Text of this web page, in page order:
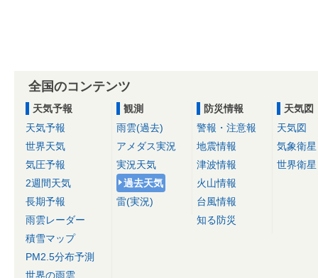
全国のコンテンツ
天気予報
天気予報
世界天気
気圧予報
2週間天気
長期予報
雨雲レーダー
積雪マップ
PM2.5分布予測
世界の雨雲
観測
雨雲(過去)
アメダス実況
実況天気
過去天気
雷(実況)
防災情報
警報・注意報
地震情報
津波情報
火山情報
台風情報
知る防災
天気図
天気図
気象衛星
世界衛星